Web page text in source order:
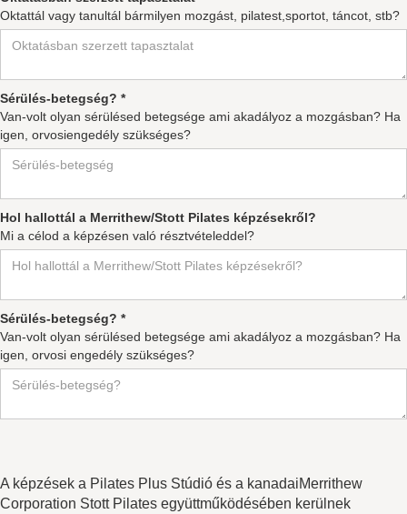
Oktattál vagy tanultál bármilyen mozgást, pilatest,sportot, táncot, stb?
Sérülés-betegség? *
Van-volt olyan sérülésed betegsége ami akadályoz a mozgásban? Ha
igen, orvosiengedély szükséges?
Hol hallottál a Merrithew/Stott Pilates képzésekről?
Mi a célod a képzésen való résztvételeddel?
Sérülés-betegség? *
Van-volt olyan sérülésed betegsége ami akadályoz a mozgásban? Ha
igen, orvosi engedély szükséges?
A képzések a Pilates Plus Stúdió és a kanadaiMerrithew
Corporation Stott Pilates együttműködésében kerülnek